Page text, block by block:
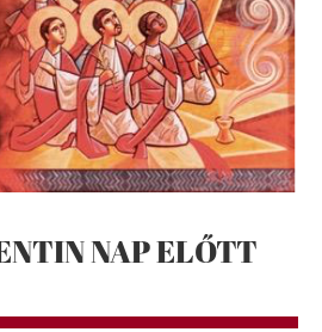
NAP ELŐTT